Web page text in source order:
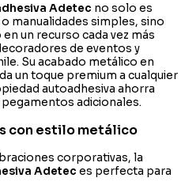
Adetec no solo es
manualidades simples, sino
un recurso cada vez más
de eventos y
Su acabado metálico en
un toque premium a cualquier
autoadhesiva ahorra
adicionales.
con estilo metálico
corporativas, la
Adetec es perfecta para